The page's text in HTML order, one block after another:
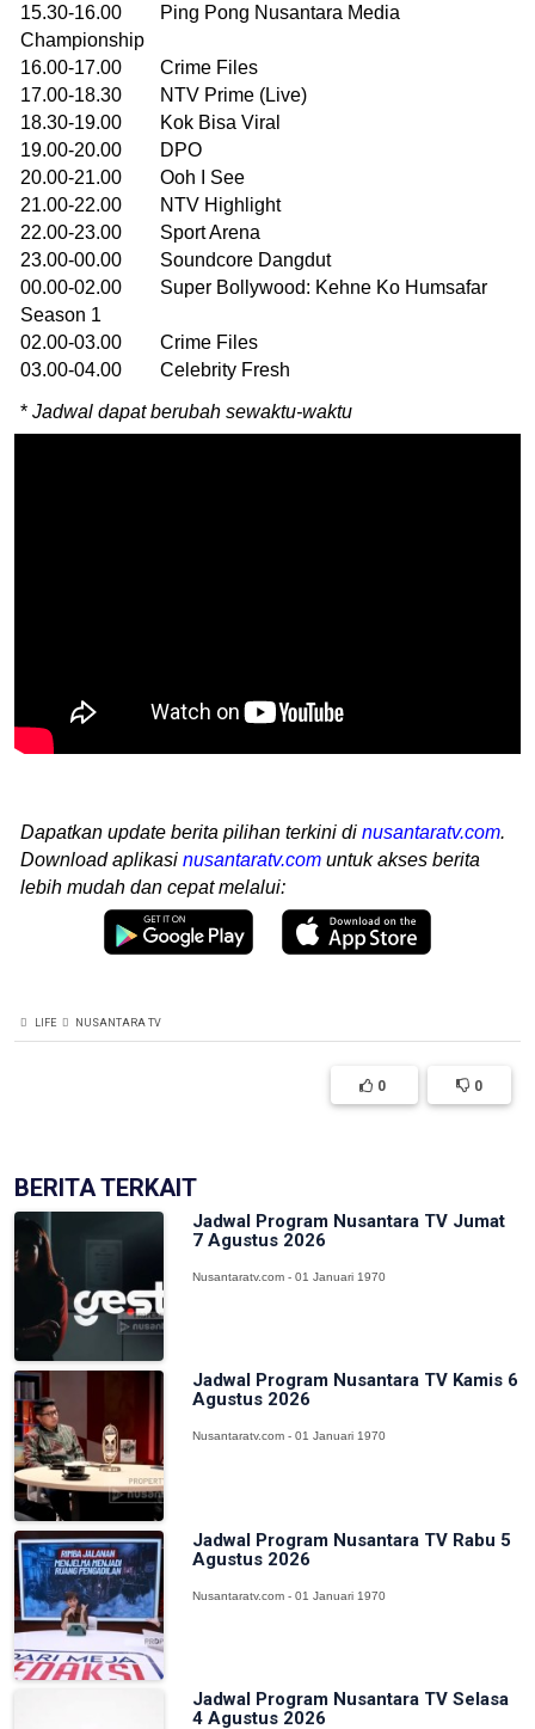
15.30-16.00 Ping Pong Nusantara Media
Championship
16.00-17.00 Crime Files
17.00-18.30 NTV Prime (Live)
18.30-19.00 Kok Bisa Viral
19.00-20.00 DPO
20.00-21.00 Ooh I See
21.00-22.00 NTV Highlight
22.00-23.00 Sport Arena
23.00-00.00 Soundcore Dangdut
00.00-02.00 Super Bollywood: Kehne Ko Humsafar
Season 1
02.00-03.00 Crime Files
03.00-04.00 Celebrity Fresh
* Jadwal dapat berubah sewaktu-waktu
Dapatkan update berita pilihan terkini di nusantaratv.com.
Download aplikasi nusantaratv.com untuk akses berita
lebih mudah dan cepat melalui:
LIFE NUSANTARA TV
0 0
BERITA TERKAIT
Jadwal Program Nusantara TV Jumat
7 Agustus 2026
Nusantaratv.com - 01 Januari 1970
Jadwal Program Nusantara TV Kamis 6
Agustus 2026
Nusantaratv.com - 01 Januari 1970
Jadwal Program Nusantara TV Rabu 5
Agustus 2026
Nusantaratv.com - 01 Januari 1970
Jadwal Program Nusantara TV Selasa
4 Agustus 2026